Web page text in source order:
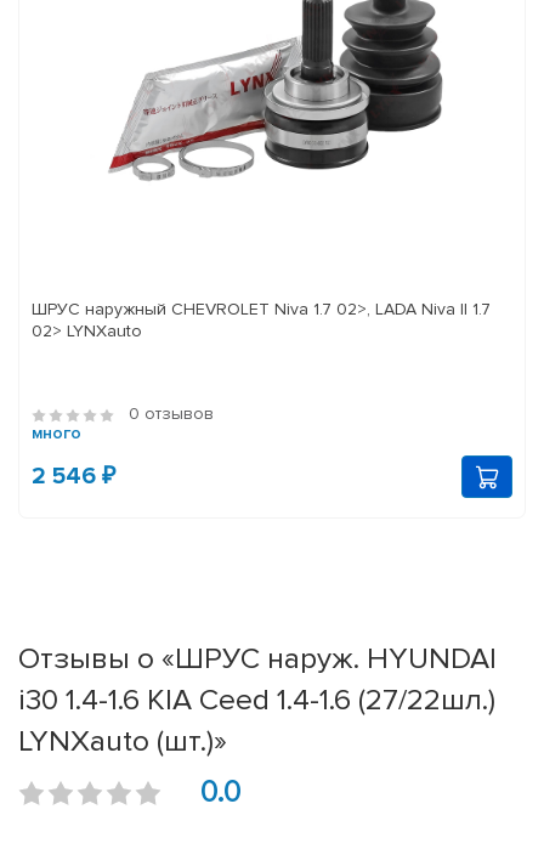
ШРУС наружный CHEVROLET Niva 1.7 02>, LADA Niva II 1.7
02> LYNXauto
0 отзывов
много
2 546 ₽
Отзывы о «ШРУС наруж. HYUNDAI
i30 1.4-1.6 KIA Ceed 1.4-1.6 (27/22шл.)
LYNXauto (шт.)»
0.0